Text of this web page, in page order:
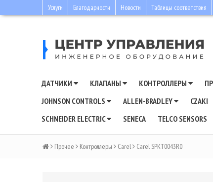
Услуги Благодарности Новости Таблицы соответствия
ДАТЧИКИ КЛАПАНЫ КОНТРОЛЛЕРЫ
JOHNSON CONTROLS
ALLEN-BRADLEY CZAKI
SCHNEIDER ELECTRIC
SENECA TELCO SENSORS
Прочее Контроллеры Carel Carel SPKT0043R0